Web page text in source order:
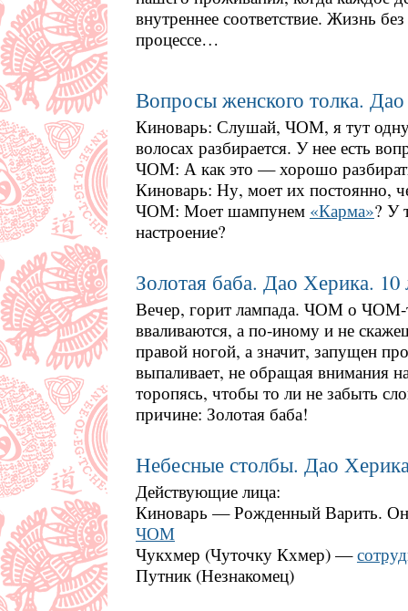
внутреннее соответствие. Жизнь
процессе…
Вопросы женского толка.
Киноварь: Слушай, ЧОМ, я тут
волосах разбирается. У нее есть
ЧОМ: А как это — хорошо
Киноварь: Ну, моет их постоянно,
ЧОМ: Моет шампунем «Карма»? У
настроение?
Золотая баба. Дао Херика. 10
Вечер, горит лампада. ЧОМ о ЧОМ-
вваливаются, а по-иному и не
правой ногой, а значит, запущен
выпаливает, не обращая внимания
торопясь, чтобы то ли не забыть
причине: Золотая баба!
Небесные столбы. Дао
Действующие лица:
Киноварь — Рожденный Варить.
ЧОМ
Чукхмер (Чуточку Кхмер) —
Путник (Незнакомец)